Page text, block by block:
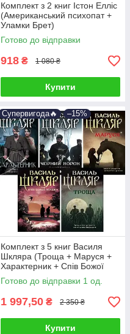
Комплект з 2 книг Істон Елліс
(Американський психопат +
Уламки Брет)
Готово до відправки
918 ₴ 1 080 ₴
Купити
Супервигода🔥 –15%
Комплект з 5 книг Василя
Шкляра (Троща + Маруся +
Характерник + Спів Божої
пташки + Чорний ворон та
ін.)
Готово до відправки 1 од.
1 997,50 ₴ 2 350 ₴
Купити